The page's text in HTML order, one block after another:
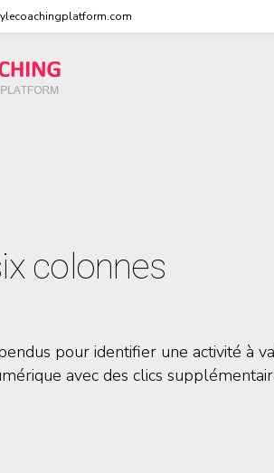
colonnes
pour identifier une activité à
avec des clics